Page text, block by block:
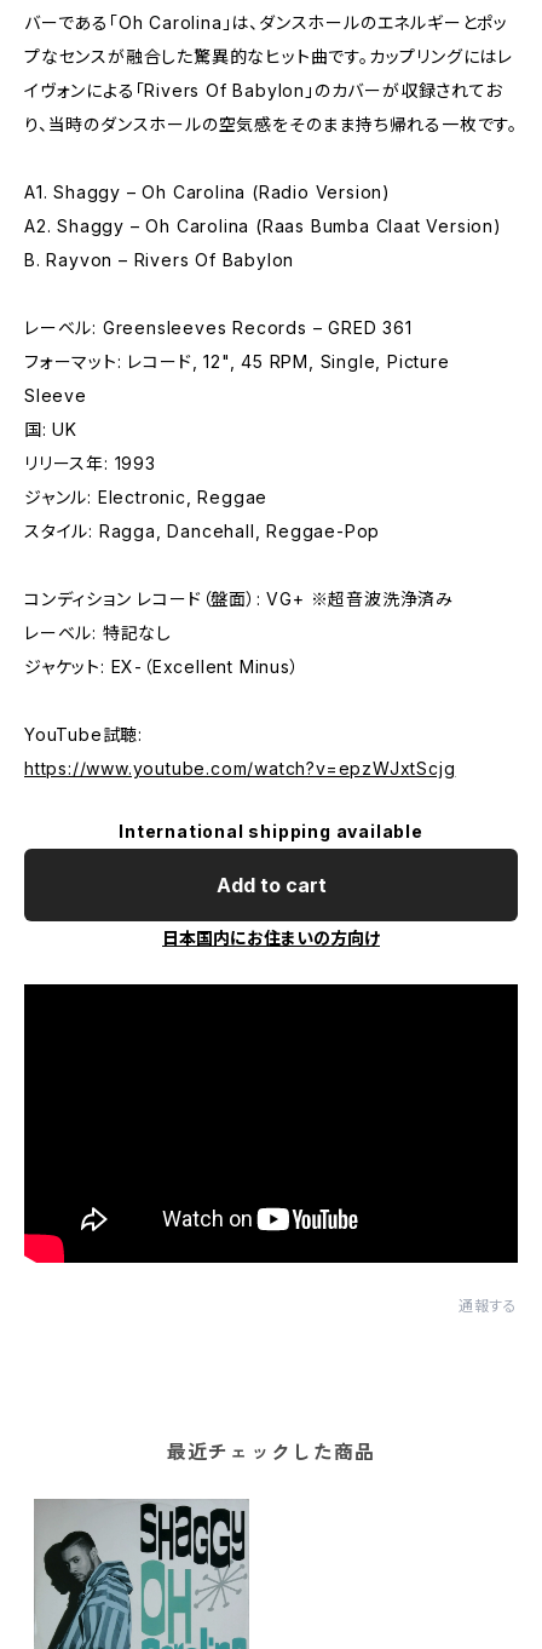
バーである「Oh Carolina」は、ダンスホールのエネルギーとポッ
プなセンスが融合した驚異的なヒット曲です。カップリングにはレ
イヴォンによる「Rivers Of Babylon」のカバーが収録されてお
り、当時のダンスホールの空気感をそのまま持ち帰れる一枚です。
A1. Shaggy – Oh Carolina (Radio Version)
A2. Shaggy – Oh Carolina (Raas Bumba Claat Version)
B. Rayvon – Rivers Of Babylon
レーベル: Greensleeves Records – GRED 361
フォーマット: レコード, 12", 45 RPM, Single, Picture
Sleeve
国: UK
リリース年: 1993
ジャンル: Electronic, Reggae
スタイル: Ragga, Dancehall, Reggae-Pop
コンディション レコード（盤面）: VG+ ※超音波洗浄済み
レーベル: 特記なし
ジャケット: EX-（Excellent Minus）
YouTube試聴:
https://www.youtube.com/watch?v=epzWJxtScjg
International shipping available
Add to cart
日本国内にお住まいの方向け
通報する
最近チェックした商品